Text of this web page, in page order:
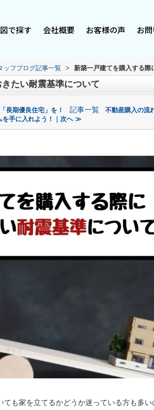
で探す 会社概要 お客様の声 お
ッフブログ記事一覧 > 新築一戸建てを購入する際
たい耐震基準について
長期優良住宅」を！ 記事一覧
不動産購入の流
を手に入れよう！｜次へ ≫
も家を立てるかどうか迷っている方も多い